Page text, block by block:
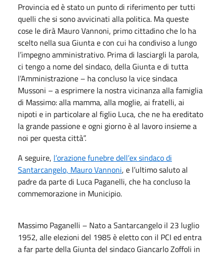
Provincia ed è stato un punto di riferimento per tutti
quelli che si sono avvicinati alla politica. Ma queste
cose le dirà Mauro Vannoni, primo cittadino che lo ha
scelto nella sua Giunta e con cui ha condiviso a lungo
l’impegno amministrativo. Prima di lasciargli la parola,
ci tengo a nome del sindaco, della Giunta e di tutta
l’Amministrazione – ha concluso la vice sindaca
Mussoni – a esprimere la nostra vicinanza alla famiglia
di Massimo: alla mamma, alla moglie, ai fratelli, ai
nipoti e in particolare al figlio Luca, che ne ha ereditato
la grande passione e ogni giorno è al lavoro insieme a
noi per questa città”.
A seguire, l’orazione funebre dell’ex sindaco di
Santarcangelo, Mauro Vannoni, e l’ultimo saluto al
padre da parte di Luca Paganelli, che ha concluso la
commemorazione in Municipio.
Massimo Paganelli – Nato a Santarcangelo il 23 luglio
1952, alle elezioni del 1985 è eletto con il PCI ed entra
a far parte della Giunta del sindaco Giancarlo Zoffoli in